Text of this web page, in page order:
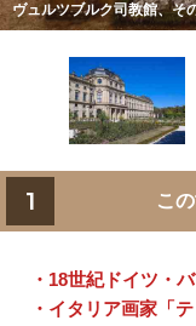
ヴュルツブルク司教館、そ
1 こ
・18世紀ドイツ・
・イタリア画家「